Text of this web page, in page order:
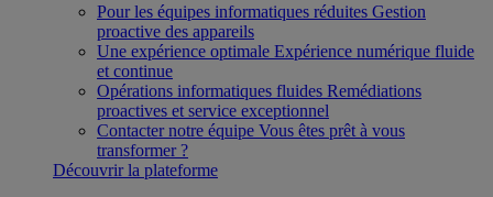
Pour les équipes informatiques réduites Gestion
proactive des appareils
Une expérience optimale Expérience numérique fluide
et continue
Opérations informatiques fluides Remédiations
proactives et service exceptionnel
Contacter notre équipe Vous êtes prêt à vous
transformer ?
Découvrir la plateforme